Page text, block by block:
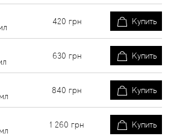
420 грн Купить
630 грн Купить
840 грн Купить
1 260 грн Купить